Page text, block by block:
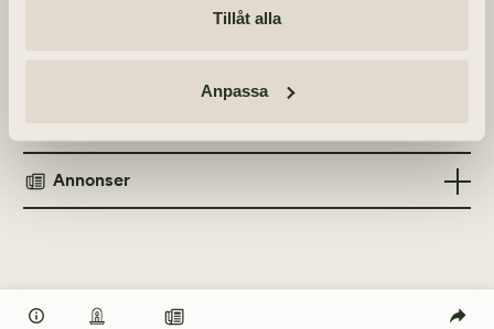
Tillåt alla
Anpassa
Hjärnfonden
TÄND ETT LJUS
Annonser